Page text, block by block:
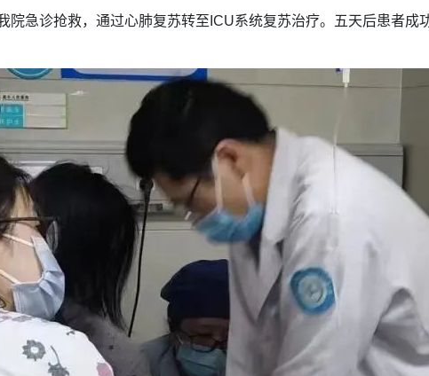
急诊抢救，通过心肺复苏转至ICU系统复苏治疗。五天后患者成